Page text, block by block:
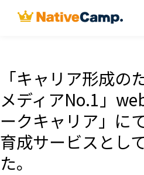
「キャリア形成の
メディアNo.1」
ークキャリア」に
育成サービスとし
た。